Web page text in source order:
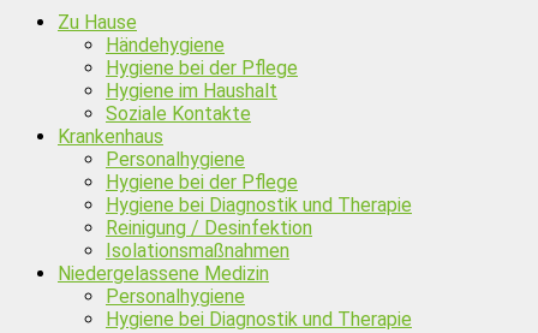
Zu Hause
Händehygiene
Hygiene bei der Pflege
Hygiene im Haushalt
Soziale Kontakte
Krankenhaus
Personalhygiene
Hygiene bei der Pflege
Hygiene bei Diagnostik und Therapie
Reinigung / Desinfektion
Isolationsmaßnahmen
Niedergelassene Medizin
Personalhygiene
Hygiene bei Diagnostik und Therapie